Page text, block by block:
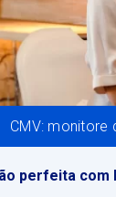
CMV:
perfeita com